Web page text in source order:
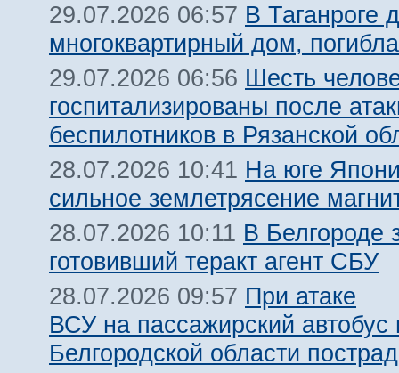
29.07.2026 06:57 В Таганроге
многоквартирный дом,
29.07.2026 06:56 Шесть
госпитализированы после
беспилотников в Рязанской
28.07.2026 10:41 На юге
сильное землетрясение
28.07.2026 10:11 В Белгороде
готовивший теракт агент СБУ
28.07.2026 09:57 При атаке
ВСУ на пассажирский автобус
Белгородской области